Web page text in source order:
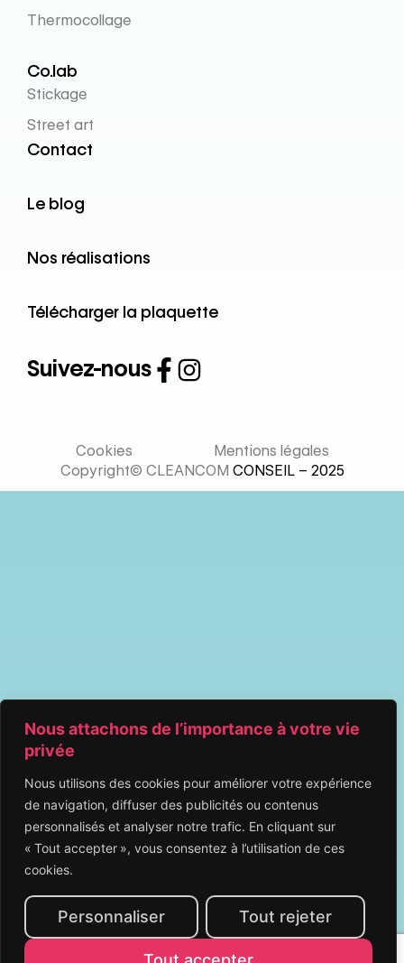
Nous attachons de l’importance à votre vie
privée
Nous utilisons des cookies pour améliorer votre expérience
de navigation, diffuser des publicités ou contenus
personnalisés et analyser notre trafic. En cliquant sur
« Tout accepter », vous consentez à l’utilisation de ces
cookies.
Personnaliser Tout rejeter
Thermocollage
Co.lab
Stickage
Street art
Contact
Le blog
Nos réalisations
Télécharger la plaquette
Suivez-nous
Cookies
Mentions légales
Copyright© CLEANCOM CONSEIL – 2025